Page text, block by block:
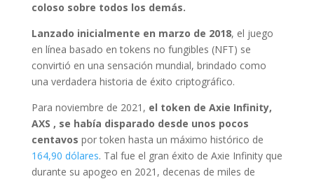
coloso sobre todos los demás.
Lanzado inicialmente en marzo de 2018, el juego
en línea basado en tokens no fungibles (NFT) se
convirtió en una sensación mundial, brindado como
una verdadera historia de éxito criptográfico.
Para noviembre de 2021, el token de Axie Infinity,
AXS , se había disparado desde unos pocos
centavos por token hasta un máximo histórico de
164,90 dólares. Tal fue el gran éxito de Axie Infinity que
durante su apogeo en 2021, decenas de miles de